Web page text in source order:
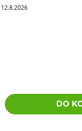
12.8.2026
DO